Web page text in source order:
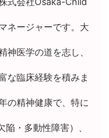
ネージャーです。大
神医学の道を志し、
な臨床経験を積みま
の精神健康で、特に
・多動性障害）、